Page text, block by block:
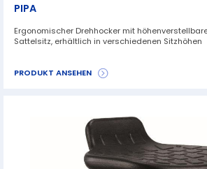
PIPA
Ergonomischer Drehhocker mit
Sattelsitz, erhältlich in verschiedenen Sitzhöhen
PRODUKT ANSEHEN